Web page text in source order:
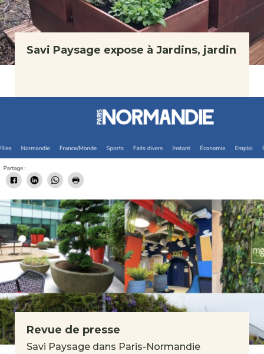
Savi Paysage expose à Jardins, jardin
Revue de presse
Savi Paysage dans Paris-Normandie